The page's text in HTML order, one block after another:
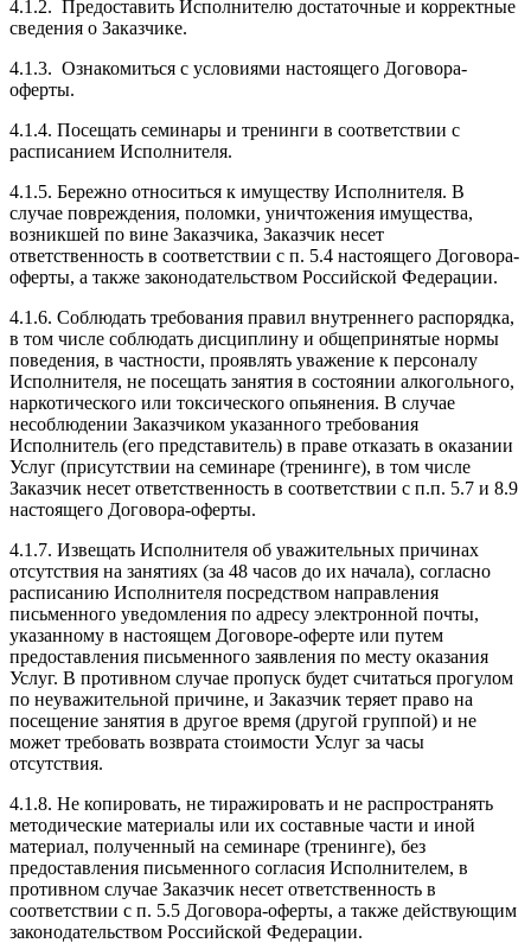
4.1.2. Предоставить Исполнителю достаточные и корректные
сведения о Заказчике.
4.1.3. Ознакомиться с условиями настоящего Договора-
оферты.
4.1.4. Посещать семинары и тренинги в соответствии с
расписанием Исполнителя.
4.1.5. Бережно относиться к имуществу Исполнителя. В
случае повреждения, поломки, уничтожения имущества,
возникшей по вине Заказчика, Заказчик несет
ответственность в соответствии с п. 5.4 настоящего Договора-
оферты, а также законодательством Российской Федерации.
4.1.6. Соблюдать требования правил внутреннего распорядка,
в том числе соблюдать дисциплину и общепринятые нормы
поведения, в частности, проявлять уважение к персоналу
Исполнителя, не посещать занятия в состоянии алкогольного,
наркотического или токсического опьянения. В случае
несоблюдении Заказчиком указанного требования
Исполнитель (его представитель) в праве отказать в оказании
Услуг (присутствии на семинаре (тренинге), в том числе
Заказчик несет ответственность в соответствии с п.п. 5.7 и 8.9
настоящего Договора-оферты.
4.1.7. Извещать Исполнителя об уважительных причинах
отсутствия на занятиях (за 48 часов до их начала), согласно
расписанию Исполнителя посредством направления
письменного уведомления по адресу электронной почты,
указанному в настоящем Договоре-оферте или путем
предоставления письменного заявления по месту оказания
Услуг. В противном случае пропуск будет считаться прогулом
по неуважительной причине, и Заказчик теряет право на
посещение занятия в другое время (другой группой) и не
может требовать возврата стоимости Услуг за часы
отсутствия.
4.1.8. Не копировать, не тиражировать и не распространять
методические материалы или их составные части и иной
материал, полученный на семинаре (тренинге), без
предоставления письменного согласия Исполнителем, в
противном случае Заказчик несет ответственность в
соответствии с п. 5.5 Договора-оферты, а также действующим
законодательством Российской Федерации.